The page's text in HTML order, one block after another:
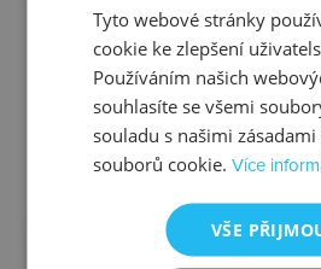
Kontrola
Zjistit více
Tyto webové stránky
cookie ke zlepšení
Používáním našich
souhlasíte se všemi
souladu s našimi
souborů cookie.Více
VŠE